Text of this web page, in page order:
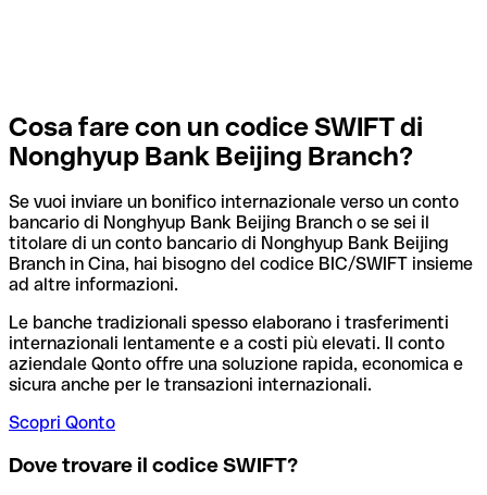
Cosa fare con un codice SWIFT di
Nonghyup Bank Beijing Branch?
Se vuoi inviare un bonifico internazionale verso un conto
bancario di Nonghyup Bank Beijing Branch o se sei il
titolare di un conto bancario di Nonghyup Bank Beijing
Branch in Cina, hai bisogno del codice BIC/SWIFT insieme
ad altre informazioni.
Le banche tradizionali spesso elaborano i trasferimenti
internazionali lentamente e a costi più elevati. Il conto
aziendale Qonto offre una soluzione rapida, economica e
sicura anche per le transazioni internazionali.
Scopri Qonto
Dove trovare il codice SWIFT?